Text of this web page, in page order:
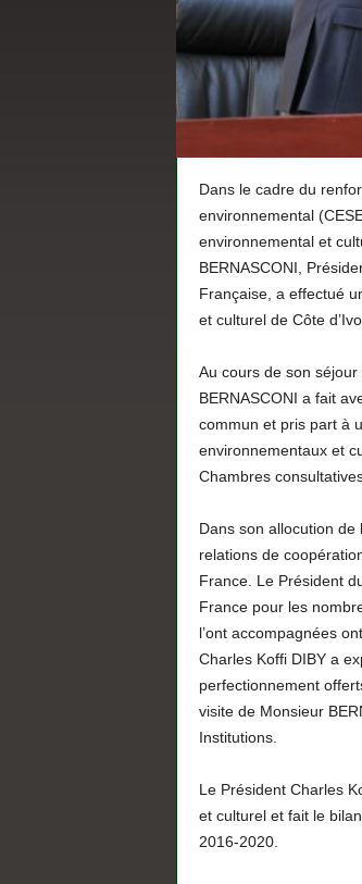
Dans le cadre du
environnemental
environnemental et
BERNASCONI,
Française, a effectué
et culturel de Côte
Au cours de son
BERNASCONI a fait
commun et pris part à
environnementaux et
Chambres
Dans son allocution de
relations de
France. Le Président
France pour les
l’ont accompagnées
Charles Koffi DIBY a
perfectionnement
visite de Monsieur
Institutions.
Le Président Charles
et culturel et fait le
2016-2020.